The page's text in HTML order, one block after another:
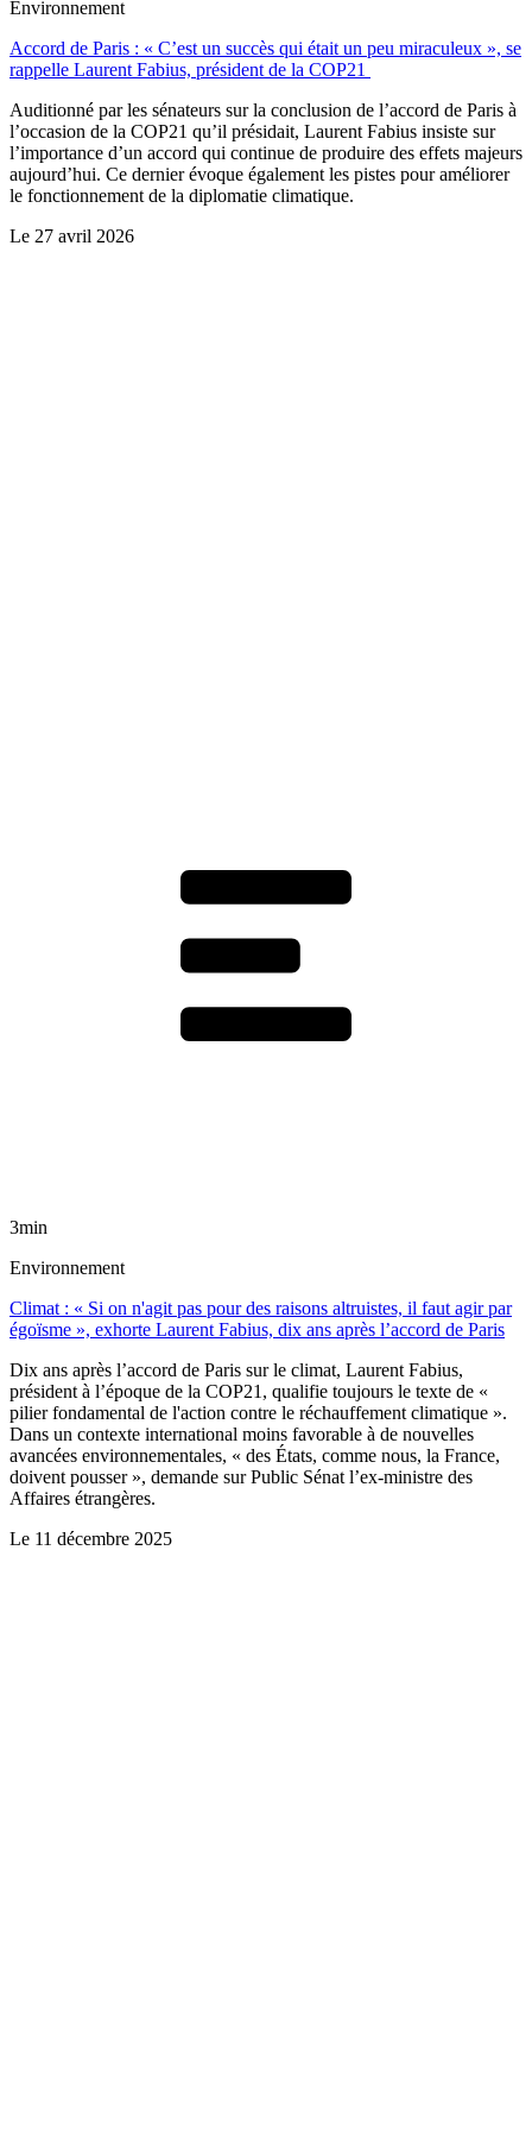
Environnement
Accord de Paris : « C’est un succès qui était un peu miraculeux », se
rappelle Laurent Fabius, président de la COP21
Auditionné par les sénateurs sur la conclusion de l’accord de Paris à
l’occasion de la COP21 qu’il présidait, Laurent Fabius insiste sur
l’importance d’un accord qui continue de produire des effets majeurs
aujourd’hui. Ce dernier évoque également les pistes pour améliorer
le fonctionnement de la diplomatie climatique.
Le 27 avril 2026
3min
Environnement
Climat : « Si on n'agit pas pour des raisons altruistes, il faut agir par
égoïsme », exhorte Laurent Fabius, dix ans après l’accord de Paris
Dix ans après l’accord de Paris sur le climat, Laurent Fabius,
président à l’époque de la COP21, qualifie toujours le texte de «
pilier fondamental de l'action contre le réchauffement climatique ».
Dans un contexte international moins favorable à de nouvelles
avancées environnementales, « des États, comme nous, la France,
doivent pousser », demande sur Public Sénat l’ex-ministre des
Affaires étrangères.
Le 11 décembre 2025